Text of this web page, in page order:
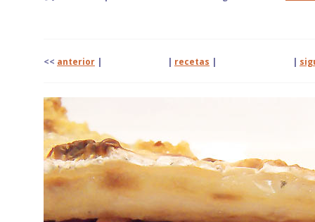
<< anterior | | recetas | |